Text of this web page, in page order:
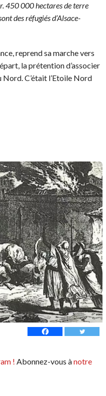
450 000 hectares de terre
des réfugiés d’Alsace-
reprend sa marche vers
la prétention d’associer
Nord. C’était l’Etoile Nord
! Abonnez-vous ànotre